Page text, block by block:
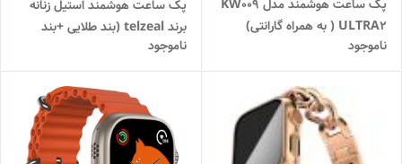
پک ساعت هوشمند مدل KW009
ULTRA2 ( به همراه گارانتی)
ناموجود
پک ساعت هوشمند استیل زنانه
برند telzeal (بند طلایی +بند
صورتی)
ناموجود